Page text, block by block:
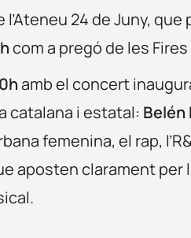
24 de Juny, que
com a pregó de les
amb el concert
catalana i estatal: Belén
femenina, el rap,
aposten clarament per